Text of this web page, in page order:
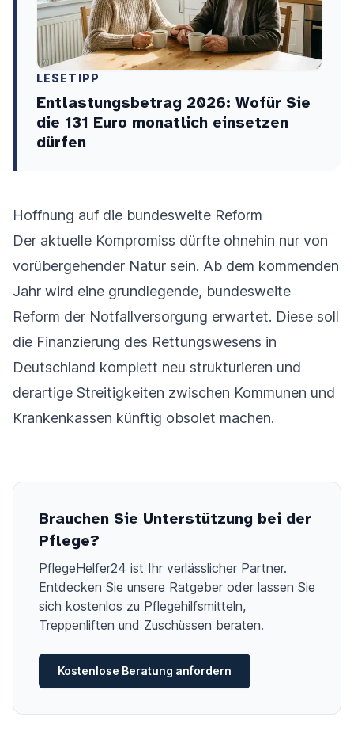
LESETIPP
Entlastungsbetrag 2026: Wofür Sie
die 131 Euro monatlich einsetzen
dürfen
Hoffnung auf die bundesweite Reform
Der aktuelle Kompromiss dürfte ohnehin nur von
vorübergehender Natur sein. Ab dem kommenden
Jahr wird eine grundlegende, bundesweite
Reform der Notfallversorgung erwartet. Diese soll
die Finanzierung des Rettungswesens in
Deutschland komplett neu strukturieren und
derartige Streitigkeiten zwischen Kommunen und
Krankenkassen künftig obsolet machen.
Brauchen Sie Unterstützung bei der
Pflege?
PflegeHelfer24 ist Ihr verlässlicher Partner.
Entdecken Sie unsere Ratgeber oder lassen Sie
sich kostenlos zu Pflegehilfsmitteln,
Treppenliften und Zuschüssen beraten.
Kostenlose Beratung anfordern